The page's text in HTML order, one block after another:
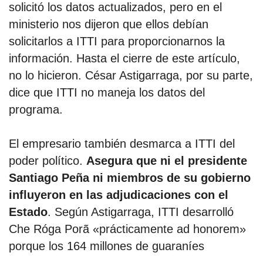
solicitó los datos actualizados, pero en el
ministerio nos dijeron que ellos debían
solicitarlos a ITTI para proporcionarnos la
información. Hasta el cierre de este artículo,
no lo hicieron. César Astigarraga, por su parte,
dice que ITTI no maneja los datos del
programa.
El empresario también desmarca a ITTI del
poder político. Asegura que ni el presidente
Santiago Peña ni miembros de su gobierno
influyeron en las adjudicaciones con el
Estado. Según Astigarraga, ITTI desarrolló
Che Róga Porã «prácticamente ad honorem»
porque los 164 millones de guaraníes